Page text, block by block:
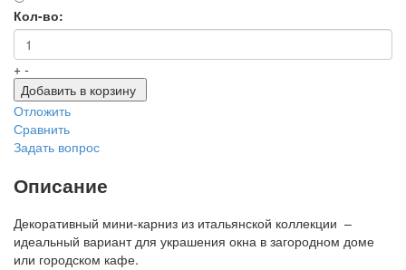
Кол-во:
+ -
Добавить в корзину
Отложить
Сравнить
Задать вопрос
Описание
Декоративный мини-карниз из итальянской коллекции –
идеальный вариант для украшения окна в загородном доме
или городском кафе.